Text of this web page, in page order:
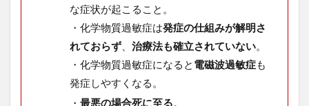
な症状が起こること。
・化学物質過敏症は発症の仕組みが解明さ
れておらず
治療法も確立されていない。
・化学物質過敏症になると 電磁波過敏症も
発症しやすくなる。
・ 最悪の場合死に至る。